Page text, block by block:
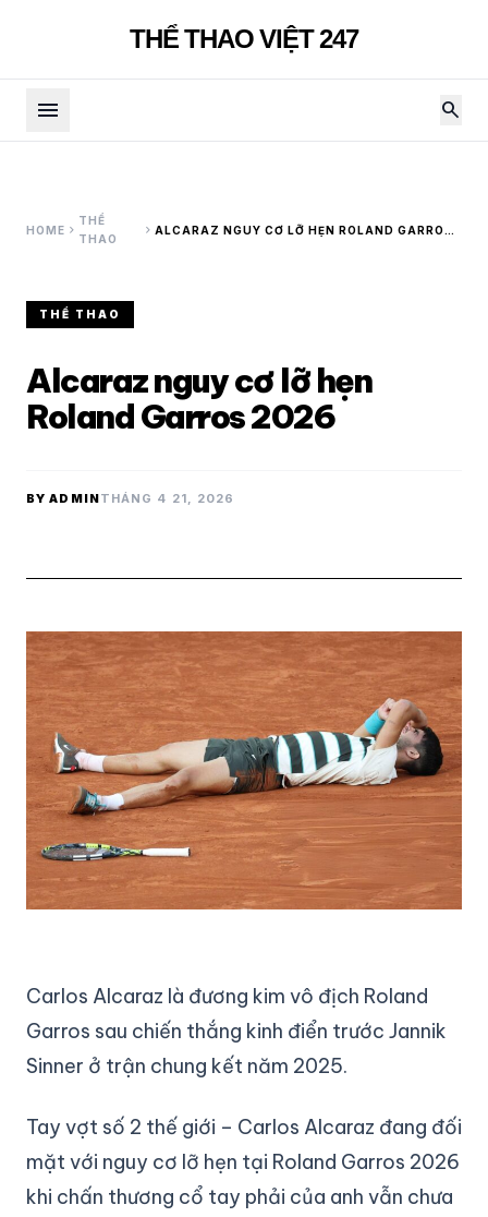
THỂ THAO VIỆT 247
menu search
HOME chevron_right
THỂ
THAO
chevron_rightALCARAZ NGUY CƠ LỠ HẸN ROLAND GARROS
THỂ THAO
Alcaraz nguy cơ lỡ hẹn
Roland Garros 2026
BY ADMINTHÁNG 4 21, 2026
Carlos Alcaraz là đương kim vô địch Roland
Garros sau chiến thắng kinh điển trước Jannik
Sinner ở trận chung kết năm 2025.
Tay vợt số 2 thế giới – Carlos Alcaraz đang đối
mặt với nguy cơ lỡ hẹn tại Roland Garros 2026
khi chấn thương cổ tay phải của anh vẫn chưa